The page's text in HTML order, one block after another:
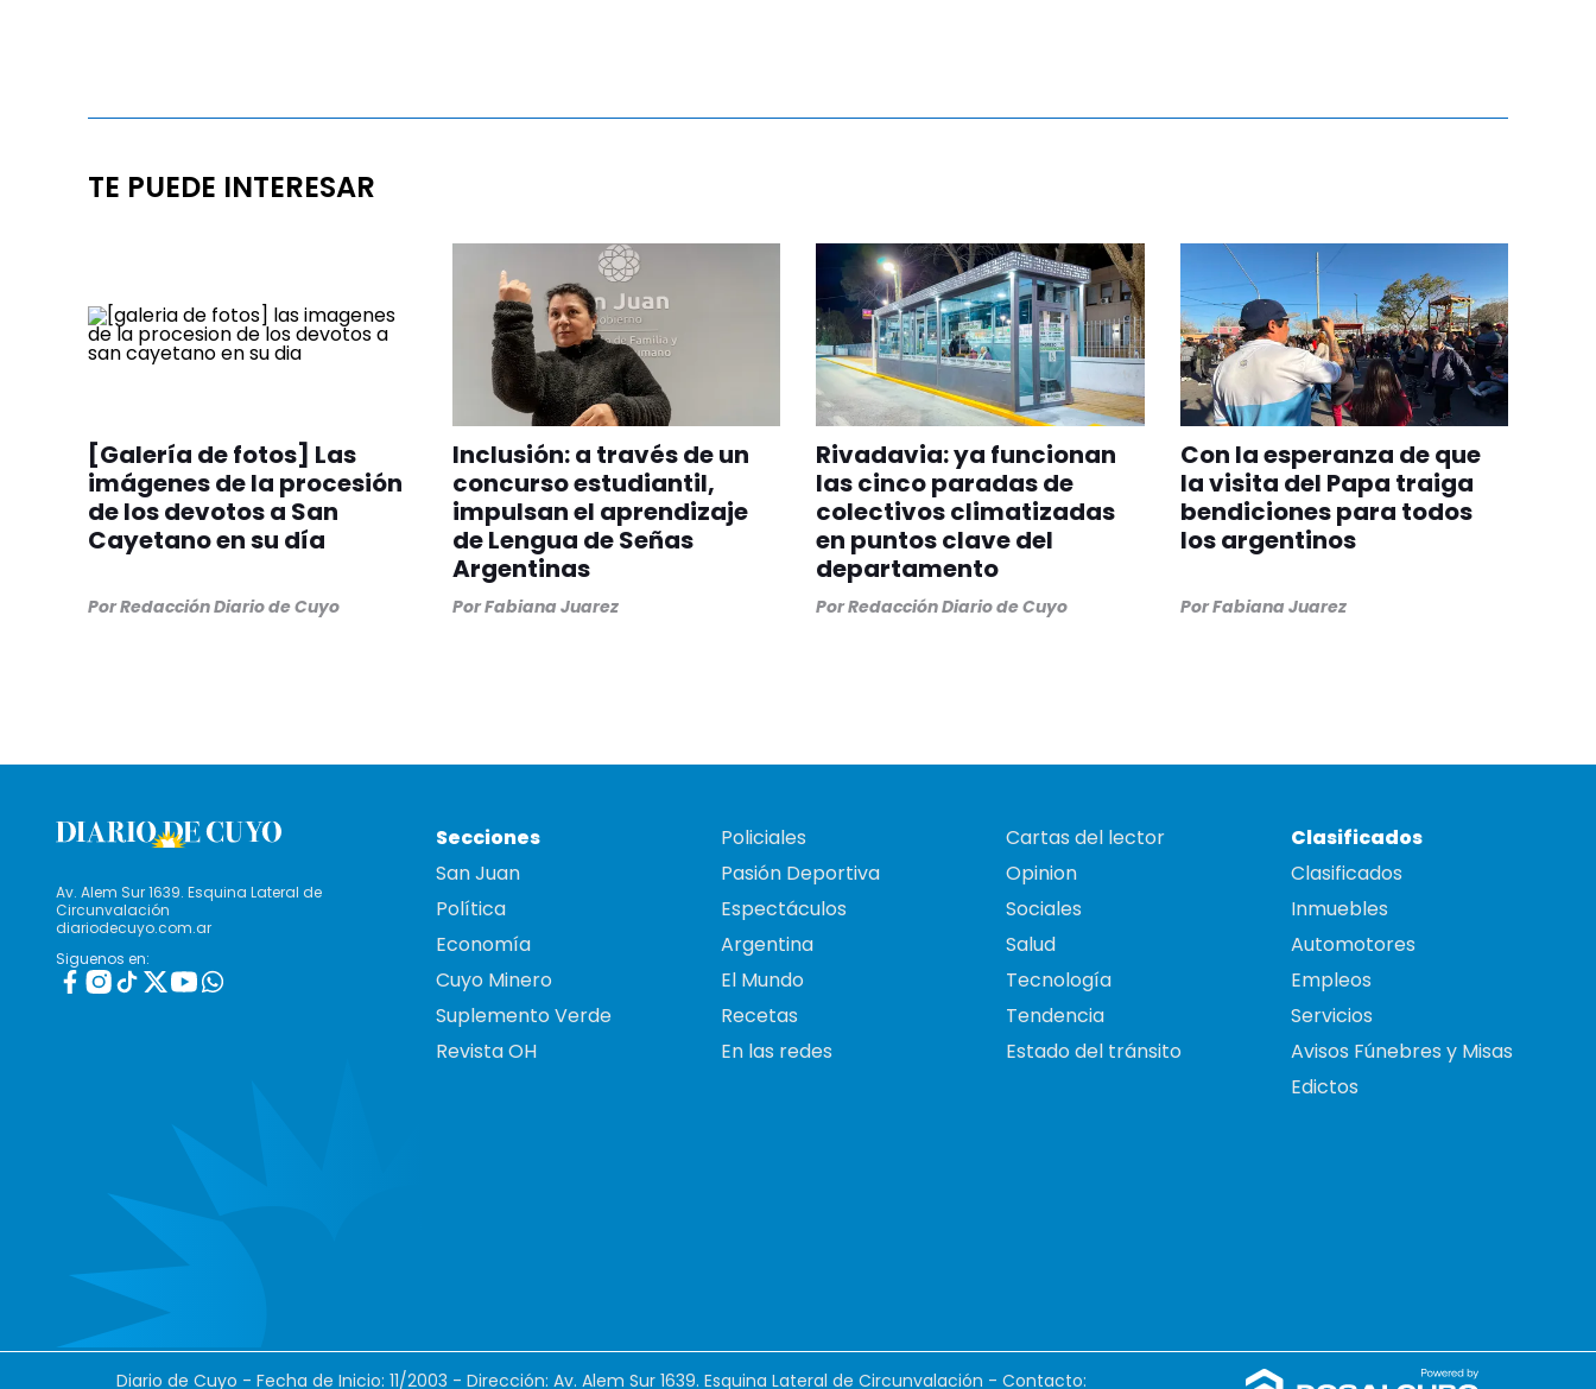
TE PUEDE INTERESAR
[Galería de fotos] Las
imágenes de la procesión
de los devotos a San
Cayetano en su día
PorRedacción Diario de Cuyo
Inclusión: a través de un
concurso estudiantil,
impulsan el aprendizaje
de Lengua de Señas
Argentinas
PorFabiana Juarez
Rivadavia: ya funcionan
las cinco paradas de
colectivos climatizadas
en puntos clave del
departamento
PorRedacción Diario de Cuyo
Con la esperanza de que
la visita del Papa traiga
bendiciones para todos
los argentinos
PorFabiana Juarez
Av. Alem Sur 1639. Esquina Lateral de
Circunvalación
diariodecuyo.com.ar
Siguenos en:
Secciones
San Juan
Política
Economía
Cuyo Minero
Suplemento Verde
Revista OH
Policiales
Pasión Deportiva
Espectáculos
Argentina
El Mundo
Recetas
En las redes
Cartas del lector
Opinion
Sociales
Salud
Tecnología
Tendencia
Estado del tránsito
Clasificados
Clasificados
Inmuebles
Automotores
Empleos
Servicios
Avisos Fúnebres y Misas
Edictos
Diario de Cuyo - Fecha de Inicio: 11/2003 - Dirección: Av. Alem Sur 1639. Esquina Lateral de Circunvalación - Contacto: